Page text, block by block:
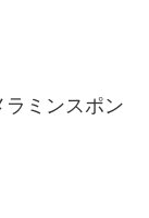
ミンスポン